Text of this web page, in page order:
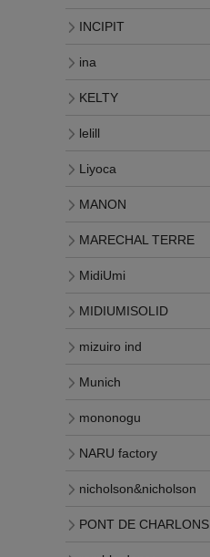
INCIPIT
ina
KELTY
lelill
Liyoca
MANON
MARECHAL TERRE
MidiUmi
MIDIUMISOLID
mizuiro ind
Munich
mononogu
NARU factory
nicholson&nicholson
PONT DE CHARLONS.